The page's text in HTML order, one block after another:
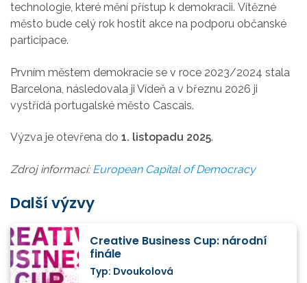
technologie, které mění přístup k demokracii. Vítězné
město bude celý rok hostit akce na podporu občanské
participace.
Prvním městem demokracie se v roce 2023/2024 stala
Barcelona, následovala ji Vídeň a v březnu 2026 ji
vystřídá portugalské město Cascais.
Výzva je otevřena do 1. listopadu 2025.
Zdroj informací: European Capital of Democracy
Další výzvy
Creative Business Cup: národní
finále
Typ: Dvoukolová